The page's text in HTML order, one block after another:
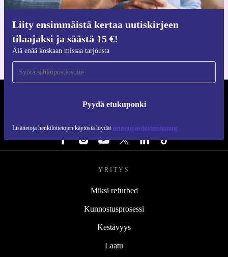
Liity ensimmäistä kertaa uutiskirjeen
tilaajaksi ja säästä 15 €!
Älä enää koskaan missaa tarjousta
Pyydä etukuponki
Lisätietoja henkilötietojen käytöstä löydät tietosuojaselosteestamme
iOS:lle ja Androidille
YRITYS
Miksi refurbed
Kunnostusprosessi
Kestävyys
Laatu